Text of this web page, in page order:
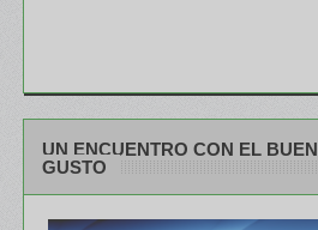
UN ENCUENTRO CON EL BUEN
GUSTO